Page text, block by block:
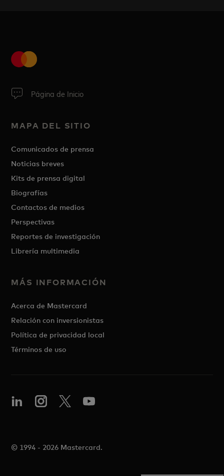
Página de Inicio
MAPA DEL SITIO
Comunicados de prensa
Noticias breves
Kits de prensa digital
Biografías
Contactos de medios
Perspectivas
Reportes de investigación
Librería multimedia
MÁS INFORMACIÓN
Acerca de Mastercard
Relación con inversionistas
Política de privacidad local
Términos de uso
© 1994 - 2026 Mastercard.